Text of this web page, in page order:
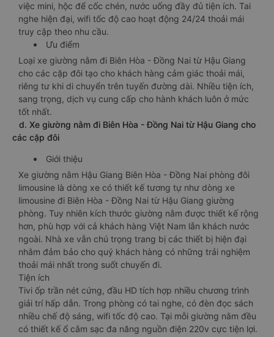
việc mini, hộc để cốc chén, nước uống đầy đủ tiện ích. Tai
nghe hiện đại, wifi tốc độ cao hoạt động 24/24 thoải mái
truy cập theo nhu cầu.
Ưu điểm
Loại xe giường nằm đi Biên Hòa - Đồng Nai từ Hậu Giang
cho các cặp đôi tạo cho khách hàng cảm giác thoải mái,
riêng tư khi di chuyển trên tuyến đường dài. Nhiều tiện ích,
sang trọng, dịch vụ cung cấp cho hành khách luôn ở mức
tốt nhất.
d. Xe giường nằm đi Biên Hòa - Đồng Nai từ Hậu Giang cho
các cặp đôi
Giới thiệu
Xe giường nằm Hậu Giang Biên Hòa - Đồng Nai phòng đôi
limousine là dòng xe có thiết kế tương tự như dòng xe
limousine đi Biên Hòa - Đồng Nai từ Hậu Giang giường
phòng. Tuy nhiên kích thước giường nằm được thiết kế rộng
hơn, phù hợp với cả khách hàng Việt Nam lẫn khách nước
ngoài. Nhà xe vẫn chú trọng trang bị các thiết bị hiện đại
nhằm đảm bảo cho quý khách hàng có những trải nghiệm
thoải mái nhất trong suốt chuyến đi.
Tiện ích
Tivi ốp trần nét cứng, đầu HD tích hợp nhiều chương trình
giải trí hấp dẫn. Trong phòng có tai nghe, có đèn đọc sách
nhiều chế độ sáng, wifi tốc độ cao. Tại mỗi giường nằm đều
có thiết kế ổ cắm sạc đa năng nguồn điện 220v cực tiện lợi.